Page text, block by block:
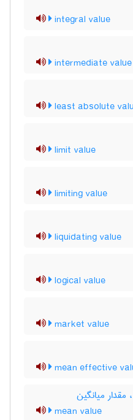
integral value
intermediate value
least absolute
limit value
limiting value
liquidating value
logical value
market value
mean effective
مقدار میانگین
mean value